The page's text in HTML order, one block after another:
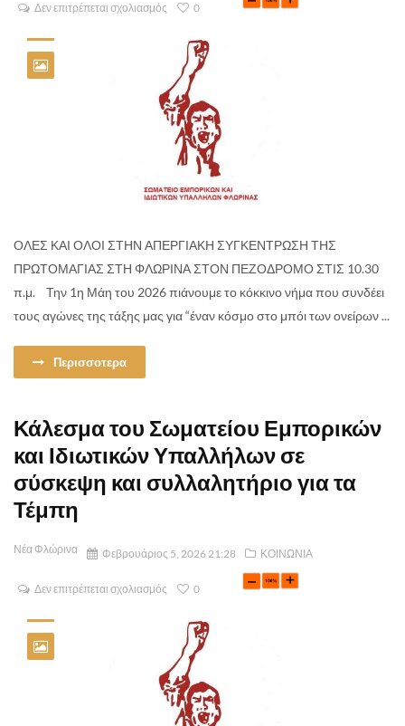
Δεν επιτρέπεται σχολιασμός 0
ΟΛΕΣ ΚΑΙ ΟΛΟΙ ΣΤΗΝ ΑΠΕΡΓΙΑΚΗ ΣΥΓΚΕΝΤΡΩΣΗ ΤΗΣ
ΠΡΩΤΟΜΑΓΙΑΣ ΣΤΗ ΦΛΩΡΙΝΑ ΣΤΟΝ ΠΕΖΟΔΡΟΜΟ ΣΤΙΣ 10.30
π.μ. Την 1η Μάη του 2026 πιάνουμε το κόκκινο νήμα που συνδέει
τους αγώνες της τάξης μας για “έναν κόσμο στο μπόι των ονείρων ...
Περισσοτερα
Κάλεσμα του Σωματείου Εμπορικών
και Ιδιωτικών Υπαλλήλων σε
σύσκεψη και συλλαλητήριο για τα
Τέμπη
Νέα Φλώρινα Φεβρουάριος 5, 2026 21:28 ΚΟΙΝΩΝΙΑ
Δεν επιτρέπεται σχολιασμός 0